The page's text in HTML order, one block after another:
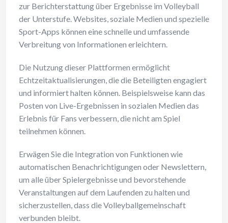
zur Berichterstattung über Ergebnisse im Volleyball
der Unterstufe. Websites, soziale Medien und spezielle
Sport-Apps können eine schnelle und umfassende
Verbreitung von Informationen erleichtern.
Die Nutzung dieser Plattformen ermöglicht
Echtzeitaktualisierungen, die die Beteiligten engagiert
und informiert halten können. Beispielsweise kann das
Posten von Live-Ergebnissen in sozialen Medien das
Erlebnis für Fans verbessern, die nicht am Spiel
teilnehmen können.
Erwägen Sie die Integration von Funktionen wie
automatischen Benachrichtigungen oder Newslettern,
um alle über Spielergebnisse und bevorstehende
Veranstaltungen auf dem Laufenden zu halten und
sicherzustellen, dass die Volleyballgemeinschaft
verbunden bleibt.